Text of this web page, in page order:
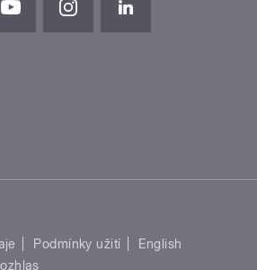
Podmínky užití
English